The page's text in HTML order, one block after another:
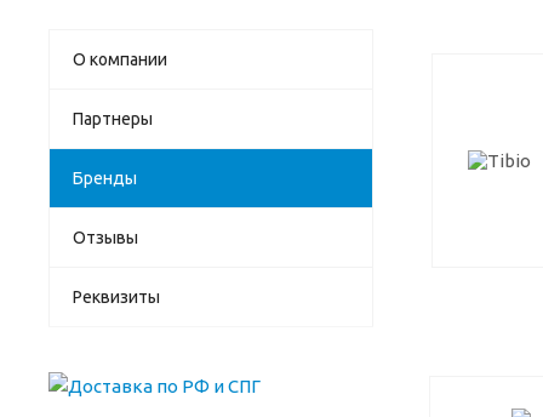
О компании
Партнеры
Бренды
Отзывы
Реквизиты